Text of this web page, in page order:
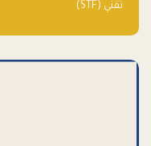
تقني (STF)